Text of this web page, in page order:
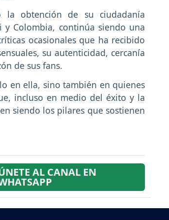
la obtención de su ciudadanía
Colombia, continúa siendo una
ocasionales que ha recibido
su autenticidad, cercanía
de sus fans.
en ella, sino también en quienes
incluso en medio del éxito y la
siendo los pilares que sostienen
AL CANAL EN